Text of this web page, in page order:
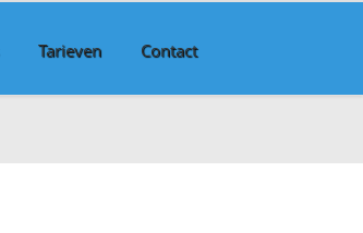
Tarieven Contact